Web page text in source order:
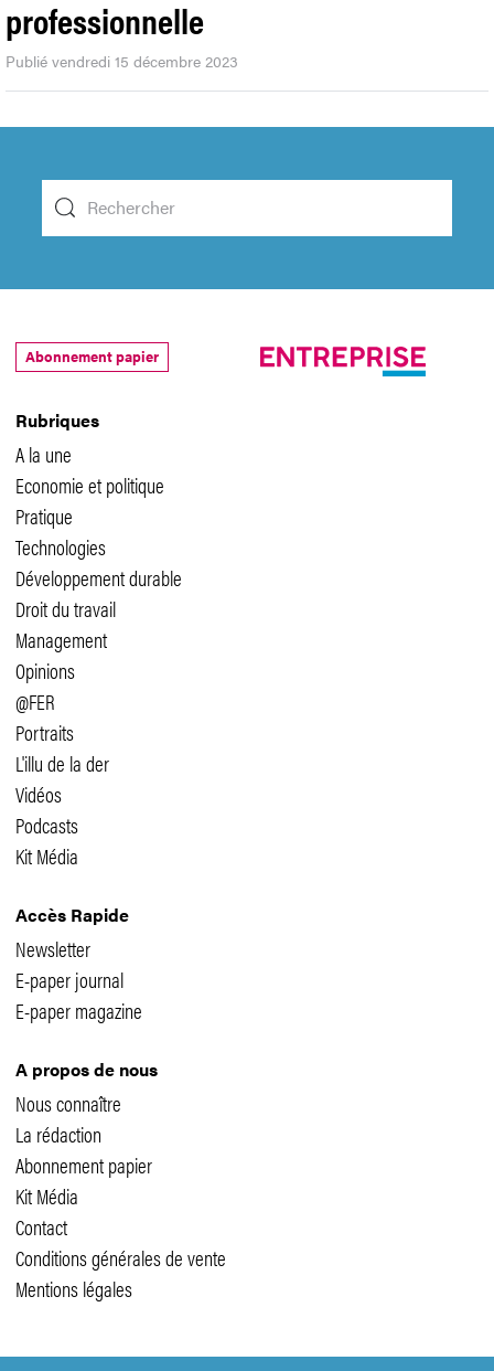
professionnelle
Publié vendredi 15 décembre 2023
Rubriques
A la une
Economie et politique
Pratique
Technologies
Développement durable
Droit du travail
Management
Opinions
@FER
Portraits
L'illu de la der
Vidéos
Podcasts
Kit Média
Accès Rapide
Newsletter
E-paper journal
E-paper magazine
A propos de nous
Nous connaître
La rédaction
Abonnement papier
Kit Média
Contact
Conditions générales de vente
Mentions légales
Abonnement papier